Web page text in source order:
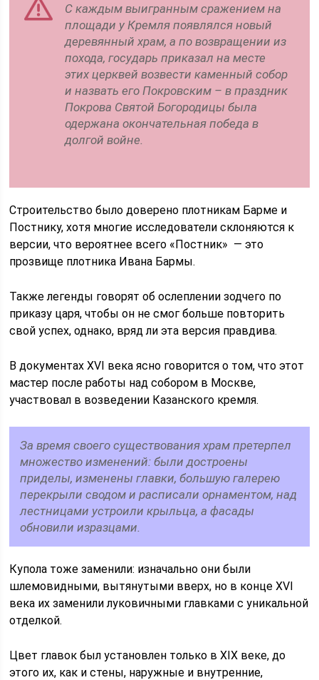
С каждым выигранным сражением на
площади у Кремля появлялся новый
деревянный храм, а по возвращении из
похода, государь приказал на месте
этих церквей возвести каменный собор
и назвать его Покровским – в праздник
Покрова Святой Богородицы была
одержана окончательная победа в
долгой войне.
Строительство было доверено плотникам Барме и
Постнику, хотя многие исследователи склоняются к
версии, что вероятнее всего «Постник» — это
прозвище плотника Ивана Бармы.
Также легенды говорят об ослеплении зодчего по
приказу царя, чтобы он не смог больше повторить
свой успех, однако, вряд ли эта версия правдива.
В документах XVI века ясно говорится о том, что этот
мастер после работы над собором в Москве,
участвовал в возведении Казанского кремля.
За время своего существования храм претерпел
множество изменений: были достроены
приделы, изменены главки, большую галерею
перекрыли сводом и расписали орнаментом, над
лестницами устроили крыльца, а фасады
обновили изразцами.
Купола тоже заменили: изначально они были
шлемовидными, вытянутыми вверх, но в конце XVI
века их заменили луковичными главками с уникальной
отделкой.
Цвет главок был установлен только в XIX веке, до
этого их, как и стены, наружные и внутренние,